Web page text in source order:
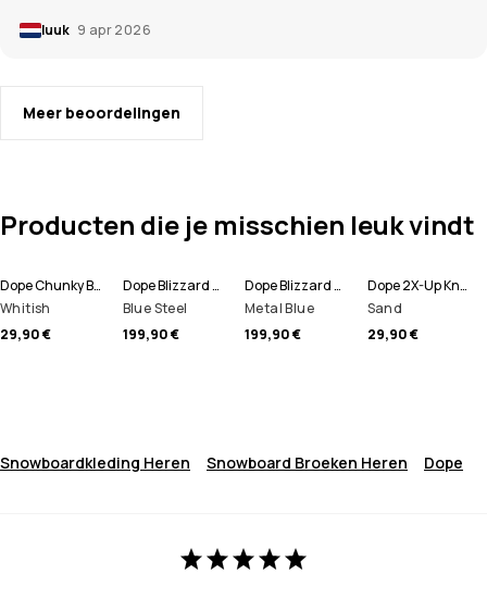
luuk 9 apr 2026
Meer beoordelingen
Producten die je misschien leuk vindt
Dope Chunky Beanie
Whitish
29,90 €
Dope Blizzard Full Zip Snowboard jas Heren
Blue Steel
199,90 €
Dope Blizzard Full Zip Ski jas Heren
Metal Blue
199,90 €
Dope 2X-Up Knitted Skimasker
Sand
29,90 €
Snowboardkleding Heren Snowboard Broeken Heren Dope